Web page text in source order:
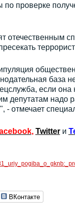
проверке
отечественным
база
если
депутатам надо
- отмечает
, Twitter и
ВКонтакте